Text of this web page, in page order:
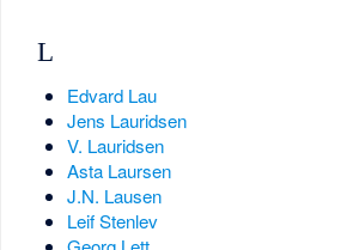
L
Edvard Lau
Jens Lauridsen
V. Lauridsen
Asta Laursen
J.N. Lausen
Leif Stenlev